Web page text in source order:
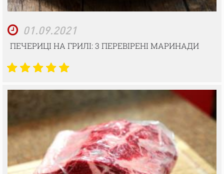
01.09.2021
ПЕЧЕРИЦІ НА ГРИЛІ: 3 ПЕРЕВІРЕНІ МАРИНАДИ